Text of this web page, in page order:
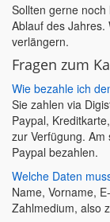
Sollten gerne
Ablauf des
verlängern.
Fragen zum
Wie bezahle ich
Sie zahlen via
Paypal,
zur Verfügung.
Paypal bezahlen.
Welche Daten
Name, Vorname,
Zahlmedium, also